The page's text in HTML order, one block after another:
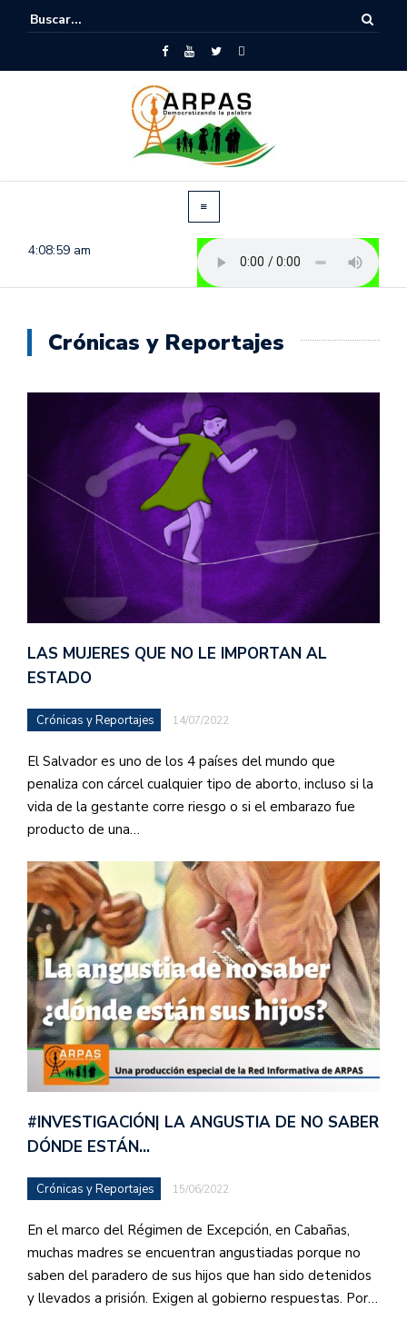
4:09:00 am
Crónicas y Reportajes
LAS MUJERES QUE NO LE IMPORTAN AL
ESTADO
Crónicas y Reportajes 14/07/2022
El Salvador es uno de los 4 países del mundo que
penaliza con cárcel cualquier tipo de aborto, incluso si la
vida de la gestante corre riesgo o si el embarazo fue
producto de una…
#INVESTIGACIÓN| LA ANGUSTIA DE NO SABER
DÓNDE ESTÁN…
Crónicas y Reportajes 15/06/2022
En el marco del Régimen de Excepción, en Cabañas,
muchas madres se encuentran angustiadas porque no
saben del paradero de sus hijos que han sido detenidos
y llevados a prisión. Exigen al gobierno respuestas. Por…